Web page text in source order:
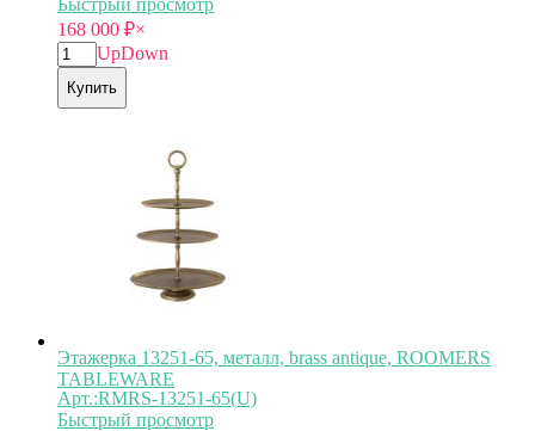
168 000 ₽×
UpDown
Купить
Этажерка 13251-65, металл, brass antique, ROOMERS
TABLEWARE
Арт.:RMRS-13251-65(U)
Быстрый просмотр